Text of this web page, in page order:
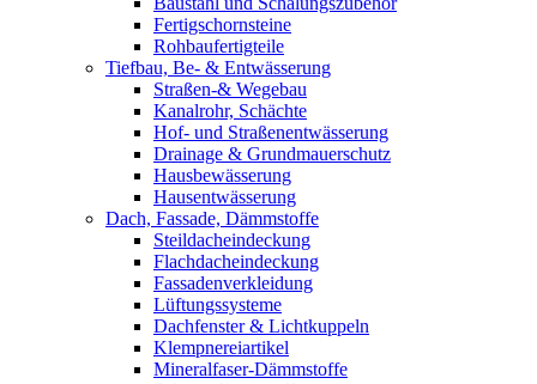
Fertigschornsteine
Rohbaufertigteile
Tiefbau, Be- & Entwässerung
Straßen-& Wegebau
Kanalrohr, Schächte
Hof- und Straßenentwässerung
Drainage & Grundmauerschutz
Hausbewässerung
Hausentwässerung
Dach, Fassade, Dämmstoffe
Steildacheindeckung
Flachdacheindeckung
Fassadenverkleidung
Lüftungssysteme
Dachfenster & Lichtkuppeln
Klempnereiartikel
Mineralfaser-Dämmstoffe